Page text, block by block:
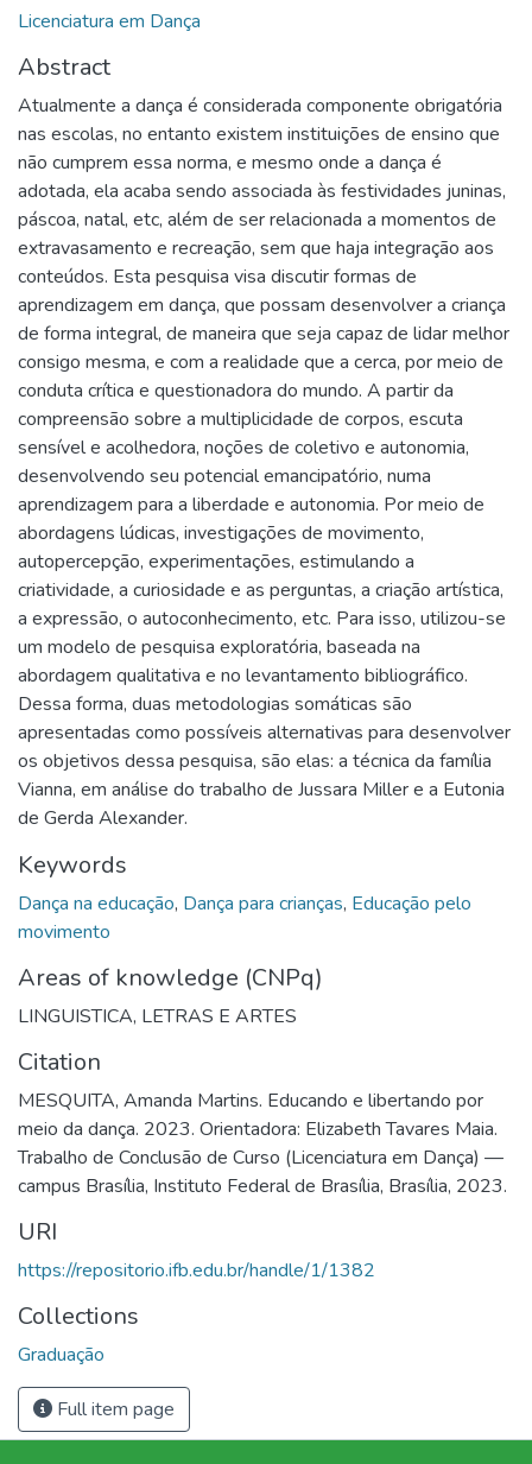
Licenciatura em Dança
Abstract
Atualmente a dança é considerada componente obrigatória
nas escolas, no entanto existem instituições de ensino que
não cumprem essa norma, e mesmo onde a dança é
adotada, ela acaba sendo associada às festividades juninas,
páscoa, natal, etc, além de ser relacionada a momentos de
extravasamento e recreação, sem que haja integração aos
conteúdos. Esta pesquisa visa discutir formas de
aprendizagem em dança, que possam desenvolver a criança
de forma integral, de maneira que seja capaz de lidar melhor
consigo mesma, e com a realidade que a cerca, por meio de
conduta crítica e questionadora do mundo. A partir da
compreensão sobre a multiplicidade de corpos, escuta
sensível e acolhedora, noções de coletivo e autonomia,
desenvolvendo seu potencial emancipatório, numa
aprendizagem para a liberdade e autonomia. Por meio de
abordagens lúdicas, investigações de movimento,
autopercepção, experimentações, estimulando a
criatividade, a curiosidade e as perguntas, a criação artística,
a expressão, o autoconhecimento, etc. Para isso, utilizou-se
um modelo de pesquisa exploratória, baseada na
abordagem qualitativa e no levantamento bibliográfico.
Dessa forma, duas metodologias somáticas são
apresentadas como possíveis alternativas para desenvolver
os objetivos dessa pesquisa, são elas: a técnica da família
Vianna, em análise do trabalho de Jussara Miller e a Eutonia
de Gerda Alexander.
Keywords
Dança na educação, Dança para crianças, Educação pelo
movimento
Areas of knowledge (CNPq)
LINGUISTICA, LETRAS E ARTES
Citation
MESQUITA, Amanda Martins. Educando e libertando por
meio da dança. 2023. Orientadora: Elizabeth Tavares Maia.
Trabalho de Conclusão de Curso (Licenciatura em Dança) —
campus Brasília, Instituto Federal de Brasília, Brasília, 2023.
URI
https://repositorio.ifb.edu.br/handle/1/1382
Collections
Graduação
Full item page